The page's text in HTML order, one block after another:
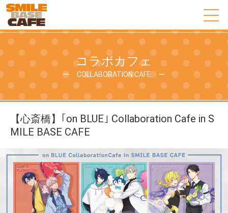
コラボカフェ
ー COLLABORATION CAFE ー
【心斎橋】｢on BLUE｣ Collaboration Cafe in S
MILE BASE CAFE